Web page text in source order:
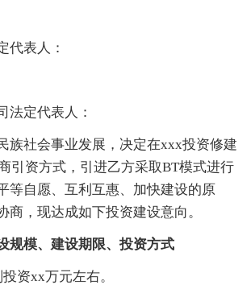
表人：
定代表人：
社会事业发展，决定在xxx投资修建
引资方式，引进乙方采取BT模式进行
等自愿、互利互惠、加快建设的原
商，现达成如下投资建设意向。
规模、建设期限、投资方式
xx万元左右。